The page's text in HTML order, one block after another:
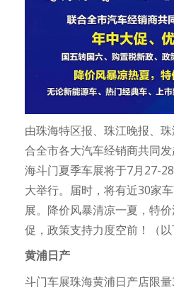
由珠海特区报、珠江晚报、
合全市各大汽车经销商共同
海斗门夏季车展将于7月27-
大举行。届时，将有近30家
展。降价风暴清凉一夏，特
促，政策支持力度空前！（以
黄浦日产
斗门车展珠海黄浦日产店限